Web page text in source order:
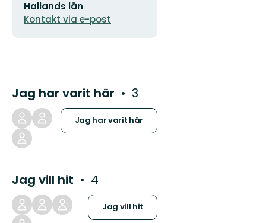
Hallands län
Kontakt via e-post
Jag har varit här 3
Jag har varit här
Jag vill hit 4
Jag vill hit